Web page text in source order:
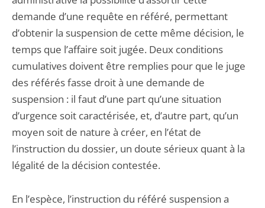
demande d’une requête en référé, permettant
d’obtenir la suspension de cette même décision, le
temps que l’affaire soit jugée. Deux conditions
cumulatives doivent être remplies pour que le juge
des référés fasse droit à une demande de
suspension : il faut d’une part qu’une situation
d’urgence soit caractérisée, et, d’autre part, qu’un
moyen soit de nature à créer, en l’état de
l’instruction du dossier, un doute sérieux quant à la
légalité de la décision contestée.
En l’espèce, l’instruction du référé suspension a